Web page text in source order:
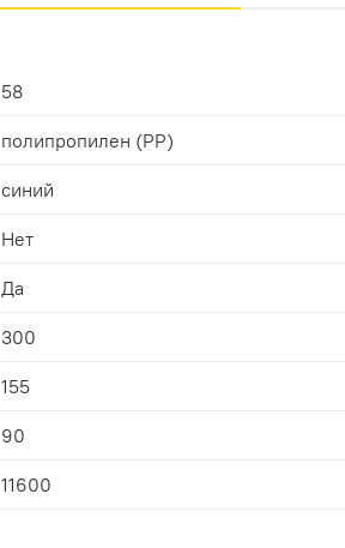
58
полипропилен (PP)
синий
Нет
Да
300
155
90
11600